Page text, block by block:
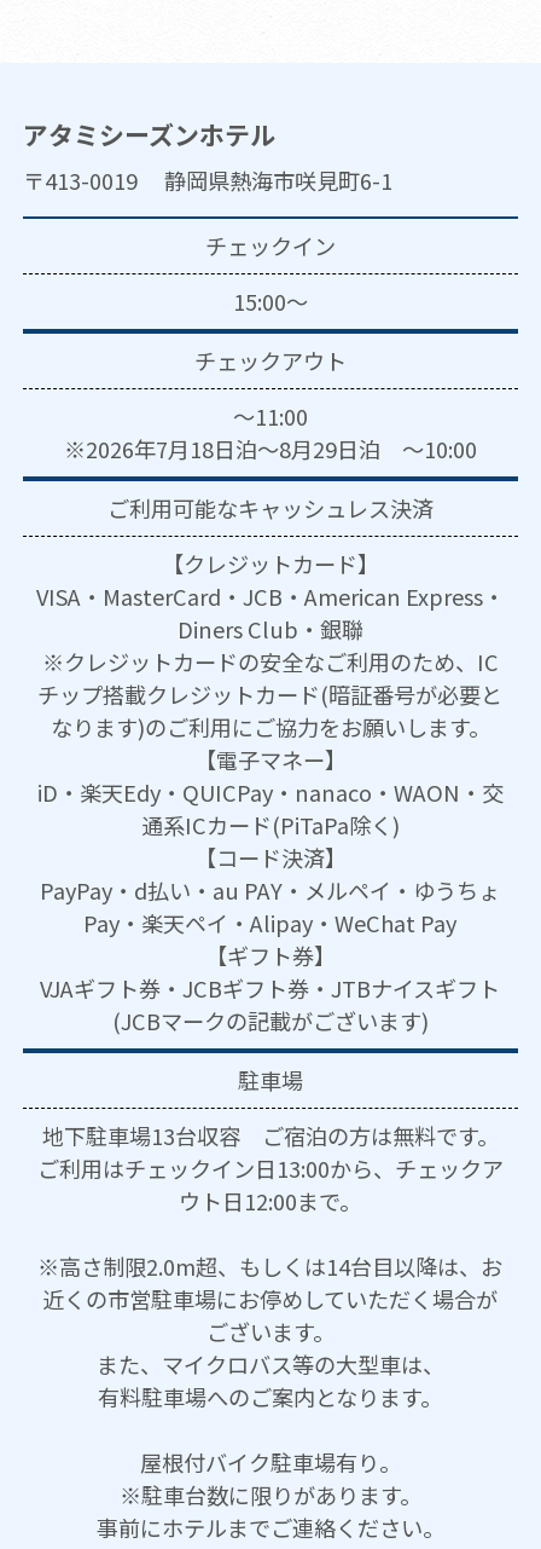
アタミシーズンホテル
〒413-0019 静岡県熱海市咲見町6-1
チェックイン
15:00～
チェックアウト
～11:00
※2026年7月18日泊～8月29日泊 ～10:00
ご利用可能なキャッシュレス決済
【クレジットカード】
VISA・MasterCard・JCB・American Express・
Diners Club・銀聯
※クレジットカードの安全なご利用のため、IC
チップ搭載クレジットカード(暗証番号が必要と
なります)のご利用にご協力をお願いします。
【電子マネー】
iD・楽天Edy・QUICPay・nanaco・WAON・交
通系ICカード(PiTaPa除く)
【コード決済】
PayPay・d払い・au PAY・メルペイ・ゆうちょ
Pay・楽天ペイ・Alipay・WeChat Pay
【ギフト券】
VJAギフト券・JCBギフト券・JTBナイスギフト
(JCBマークの記載がございます)
駐車場
地下駐車場13台収容 ご宿泊の方は無料です。
ご利用はチェックイン日13:00から、チェックア
ウト日12:00まで。
※高さ制限2.0m超、もしくは14台目以降は、お
近くの市営駐車場にお停めしていただく場合が
ございます。
また、マイクロバス等の大型車は、
有料駐車場へのご案内となります。
屋根付バイク駐車場有り。
※駐車台数に限りがあります。
事前にホテルまでご連絡ください。